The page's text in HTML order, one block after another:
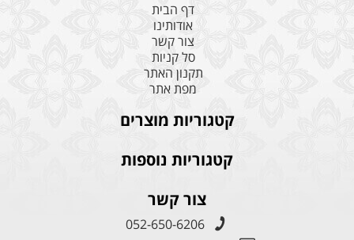
דף הבית
אודותינו
צור קשר
סל קניות
תקנון האתר
מפת אתר
קטגוריות מוצרים
קטגוריות נוספות
צור קשר
052-650-6206